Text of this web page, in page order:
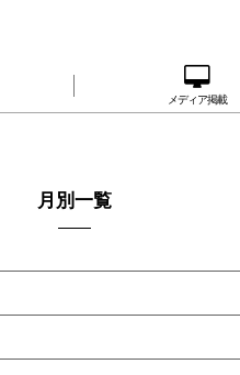
メディア掲載
月別一覧